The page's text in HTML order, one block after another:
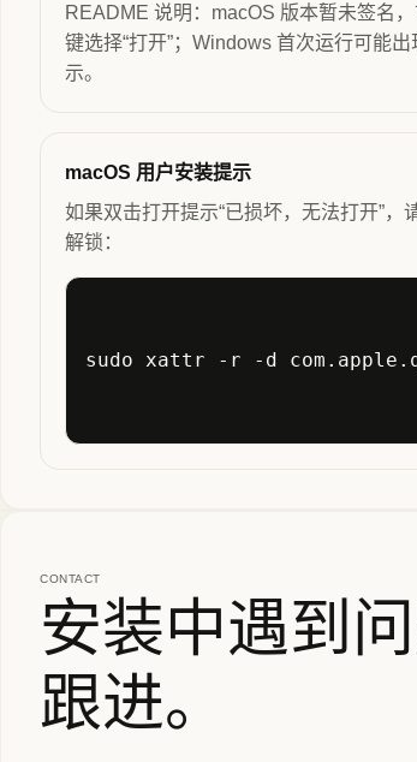
README 说明：macOS 版本暂未签名
键选择“打开”；Windows 首次运行可能
示。
macOS 用户安装提示
如果双击打开提示“已损坏，无法打开”，
解锁：
CONTACT
安装中遇到
跟进。